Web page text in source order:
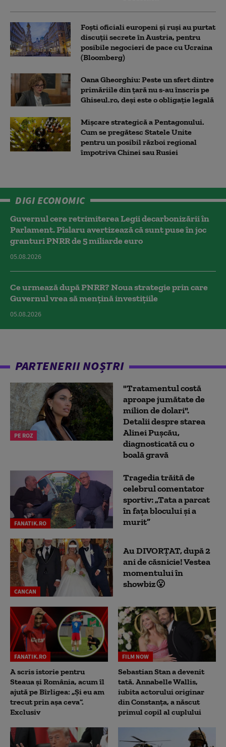
Foști oficiali europeni și ruși au purtat
discuții secrete în Austria, pentru
posibile negocieri de pace cu Ucraina
(Bloomberg)
Oana Gheorghiu: Peste un sfert dintre
primăriile din țară nu s-au înscris pe
Ghiseul.ro, deși este o obligație legală
Mișcare strategică a Pentagonului.
Cum se pregătesc Statele Unite
pentru un posibil război regional
împotriva Chinei sau Rusiei
DIGI ECONOMIC
Guvernul cere retrimiterea Legii decarbonizării în
Parlament. Pîslaru avertizează că sunt puse în joc
granturi PNRR de 5 miliarde euro
05.08.2026
Ce urmează după PNRR? Noua strategie prin care
Guvernul vrea să mențină investițiile
05.08.2026
PARTENERII NOȘTRI
PE ROZ
"Tratamentul costă
aproape jumătate de
milion de dolari".
Detalii despre starea
Alinei Pușcău,
diagnosticată cu o
boală gravă
FANATIK.RO
Tragedia trăită de
celebrul comentator
sportiv: „Tata a parcat
în fața blocului și a
murit”
CANCAN
Au DIVORȚAT, după 2
ani de căsnicie! Vestea
momentului în
showbiz😮
FANATIK.RO
A scris istorie pentru
Steaua și România, acum îl
ajută pe Bîrligea: „Și eu am
trecut prin așa ceva”.
Exclusiv
FILM NOW
Sebastian Stan a devenit
tată. Annabelle Wallis,
iubita actorului originar
din Constanța, a născut
primul copil al cuplului